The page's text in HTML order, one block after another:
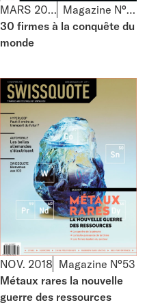
MARS 2019
Magazine N°55
30 firmes à la conquête du
monde
NOV. 2018 Magazine N°53
Métaux rares la nouvelle
guerre des ressources